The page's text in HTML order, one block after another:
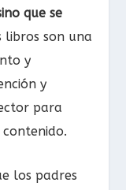
que se
libros son una
y
y
para
los padres